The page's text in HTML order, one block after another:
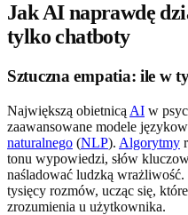
Jak AI naprawdę
tylko chatboty
Sztuczna empatia: ile w
Największą obietnicą AI w
zaawansowane modele
naturalnego (NLP). Algorytmy
tonu wypowiedzi, słów
naśladować ludzką
tysięcy rozmów, ucząc się,
zrozumienia u użytkownika.